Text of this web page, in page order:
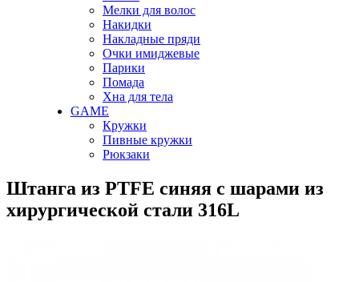
Мелки для волос
Накидки
Накладные пряди
Очки имиджевые
Парики
Помада
Хна для тела
GAME
Кружки
Пивные кружки
Рюкзаки
Штанга из PTFE синяя с шарами из
хирургической стали 316L